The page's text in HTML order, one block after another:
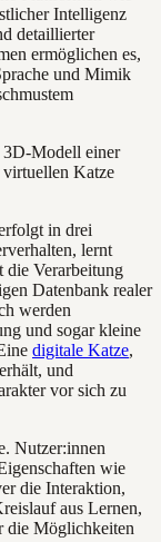
Intelligenz
detaillierter
ermöglichen es,
und Mimik
in drei
lernt
die Verarbeitung
Datenbank realer
werden
und sogar kleine
digitale Katze,
und
vor sich zu
Nutzer:innen
wie
die Interaktion,
aus Lernen,
die Möglichkeiten